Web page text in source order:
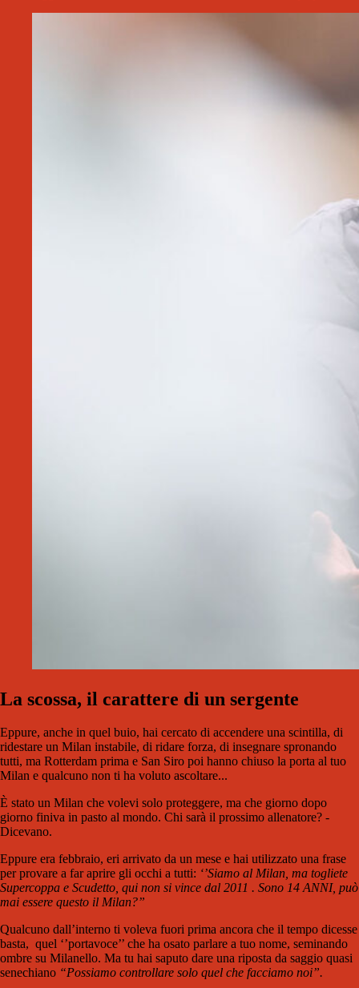
La scossa, il carattere di un sergente
Eppure, anche in quel buio, hai cercato di accendere una scintilla, di
ridestare un Milan instabile, di ridare forza, di insegnare spronando
tutti, ma Rotterdam prima e San Siro poi hanno chiuso la porta al tuo
Milan e qualcuno non ti ha voluto ascoltare...
È stato un Milan che volevi solo proteggere, ma che giorno dopo
giorno finiva in pasto al mondo. Chi sarà il prossimo allenatore? -
Dicevano.
Eppure era febbraio, eri arrivato da un mese e hai utilizzato una frase
per provare a far aprire gli occhi a tutti: ‘’Siamo al Milan, ma togliete
Supercoppa e Scudetto, qui non si vince dal 2011 . Sono 14 ANNI, può
mai essere questo il Milan?”
Qualcuno dall’interno ti voleva fuori prima ancora che il tempo dicesse
basta, quel ‘’portavoce’’ che ha osato parlare a tuo nome, seminando
ombre su Milanello. Ma tu hai saputo dare una riposta da saggio quasi
senechiano “Possiamo controllare solo quel che facciamo noi”.